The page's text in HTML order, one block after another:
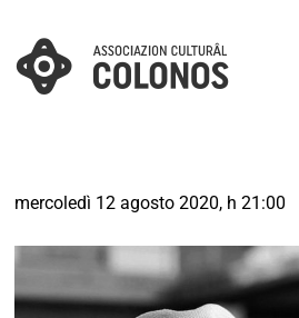
mercoledì 12 agosto 2020, h 21:00